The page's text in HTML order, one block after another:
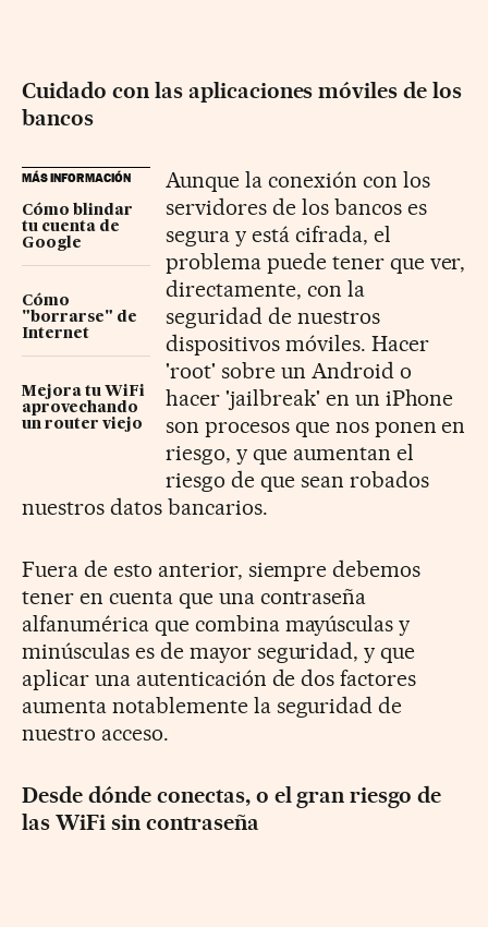
Cuidado con las aplicaciones móviles de los
bancos
MÁS INFORMACIÓN
Cómo blindar
tu cuenta de
Google
Cómo
"borrarse" de
Internet
Mejora tu WiFi
aprovechando
un router viejo
Aunque la conexión con los
servidores de los bancos es
segura y está cifrada, el
problema puede tener que ver,
directamente, con la
seguridad de nuestros
dispositivos móviles. Hacer
'root' sobre un Android o
hacer 'jailbreak' en un iPhone
son procesos que nos ponen en
riesgo, y que aumentan el
riesgo de que sean robados
nuestros datos bancarios.
Fuera de esto anterior, siempre debemos
tener en cuenta que una contraseña
alfanumérica que combina mayúsculas y
minúsculas es de mayor seguridad, y que
aplicar una autenticación de dos factores
aumenta notablemente la seguridad de
nuestro acceso.
Desde dónde conectas, o el gran riesgo de
las WiFi sin contraseña